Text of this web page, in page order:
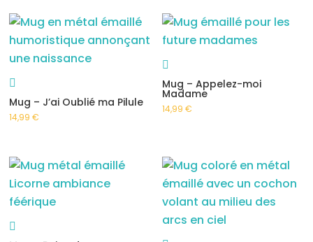
Mug – J’ai Oublié ma Pilule
14,99€
Mug – Appelez-moi
Madame
14,99€